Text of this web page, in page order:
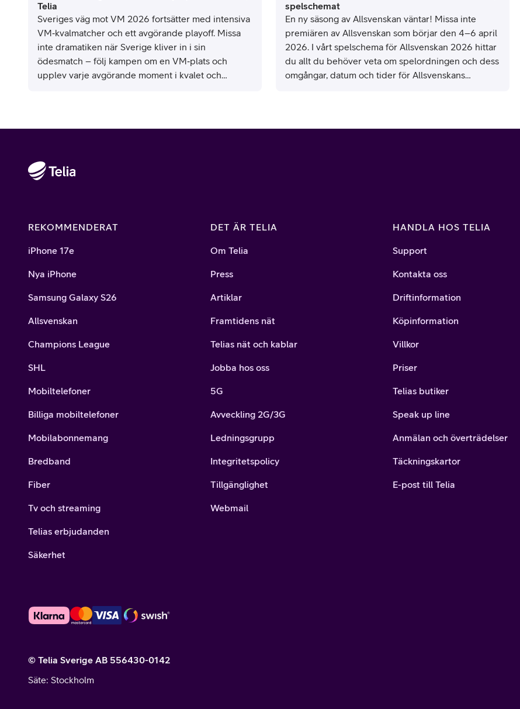
Telia
Sveriges väg mot VM 2026 fortsätter med intensiva
VM‑kvalmatcher och ett avgörande playoff. Missa
inte dramatiken när Sverige kliver in i sin
ödesmatch – följ kampen om en VM‑plats och
upplev varje avgörande moment i kvalet och
spelschemat
En ny säsong av Allsvenskan väntar! Missa inte
premiären av Allsvenskan som börjar den 4–6 april
2026. I vårt spelschema för Allsvenskan 2026 hittar
du allt du behöver veta om spelordningen och dess
omgångar, datum och tider för Allsvenskans
REKOMMENDERAT
iPhone 17e
Nya iPhone
Samsung Galaxy S26
Allsvenskan
Champions League
SHL
Mobiltelefoner
Billiga mobiltelefoner
Mobilabonnemang
Bredband
Fiber
Tv och streaming
Telias erbjudanden
Säkerhet
DET ÄR TELIA
Om Telia
Press
Artiklar
Framtidens nät
Telias nät och kablar
Jobba hos oss
5G
Avveckling 2G/3G
Ledningsgrupp
Integritetspolicy
Tillgänglighet
Webmail
HANDLA HOS TELIA
Support
Kontakta oss
Driftinformation
Köpinformation
Villkor
Priser
Telias butiker
Speak up line
Anmälan och överträdelser
Täckningskartor
E-post till Telia
© Telia Sverige AB 556430-0142
Säte: Stockholm